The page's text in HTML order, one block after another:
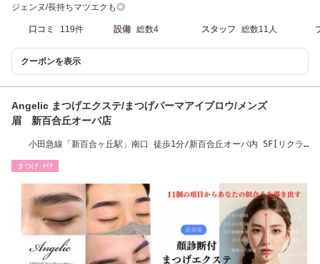
ジェンヌ/長持ちマツエクも◎
口コミ 119件 設備 総数4 スタッフ 総数11人
クーポンを表示
Angelic まつげエクステ/まつげパーマアイブロウ/メンズ
眉 新百合丘オーパ店
小田急線「新百合ヶ丘駅」南口 徒歩1分/新百合丘オーパ内 5F[リクラ
まつげ･ﾒｲｸ